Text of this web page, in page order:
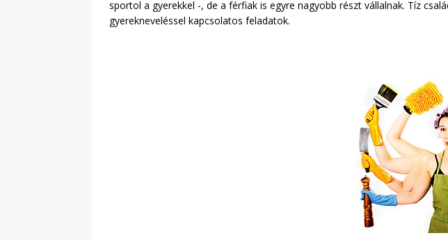
sportol a gyerekkel -, de a férfiak is egyre nagyobb részt vállalnak. Tíz
gyerekneveléssel kapcsolatos feladatok.